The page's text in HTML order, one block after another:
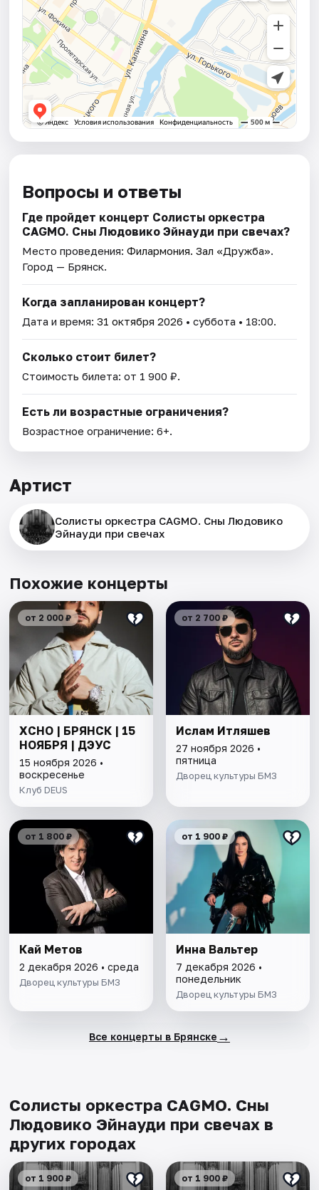
Вопросы и ответы
Где пройдет концерт Солисты оркестра
CAGMO. Сны Людовико Эйнауди при свечах?
Место проведения:Филармония. Зал «Дружба».
Город — Брянск.
Когда запланирован концерт?
Дата и время:31 октября 2026 • суббота • 18:00.
Сколько стоит билет?
Стоимость билета: от 1 900 ₽.
Есть ли возрастные ограничения?
Возрастное ограничение: 6+.
Артист
Солисты оркестра CAGMO. Сны Людовико
Эйнауди при свечах
Похожие концерты
от 2 000 ₽
XCHO | БРЯНСК | 15
НОЯБРЯ | ДЭУС
15 ноября 2026 •
воскресенье
Клуб DEUS
от 2 700 ₽
Ислам Итляшев
27 ноября 2026 •
пятница
Дворец культуры БМЗ
от 1 800 ₽
Кай Метов
2 декабря 2026 • среда
Дворец культуры БМЗ
от 1 900 ₽
Инна Вальтер
7 декабря 2026 •
понедельник
Дворец культуры БМЗ
Все концерты в Брянске →
Солисты оркестра CAGMO. Сны
Людовико Эйнауди при свечах в
других городах
от 1 900 ₽ от 1 900 ₽